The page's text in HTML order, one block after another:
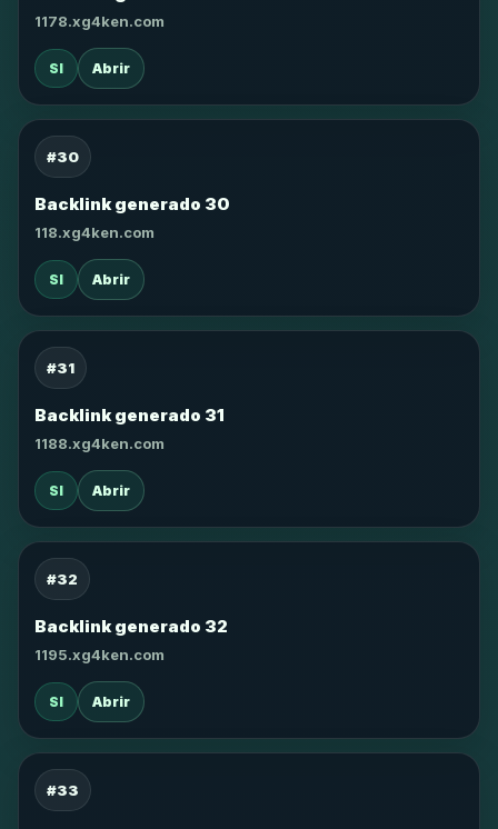
1178.xg4ken.com
SI Abrir
#30
Backlink generado 30
118.xg4ken.com
SI Abrir
#31
Backlink generado 31
1188.xg4ken.com
SI Abrir
#32
Backlink generado 32
1195.xg4ken.com
SI Abrir
#33